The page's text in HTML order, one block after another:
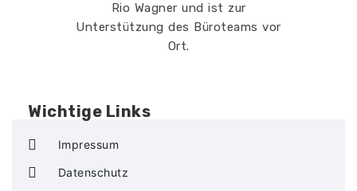
Rio Wagner und ist zur
Unterstützung des Büroteams vor
Ort.
Wichtige Links
Impressum
Datenschutz